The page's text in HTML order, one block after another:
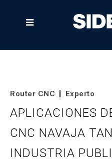

Router CNC Experto
APLICACIONES
CNC NAVAJA
INDUSTRIA